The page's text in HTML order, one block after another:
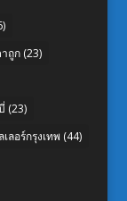
ถูก(23)
(23)
ลอร์กรุงเทพ (44)